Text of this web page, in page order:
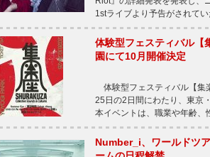
1stライブより予告がされて
体験型フェスティバル
園にて10月開催決定
体験型フェスティバル【集
25日の2日間にわたり、東京
本イベントは、職業や年齢、
Number_i、ワールドツ